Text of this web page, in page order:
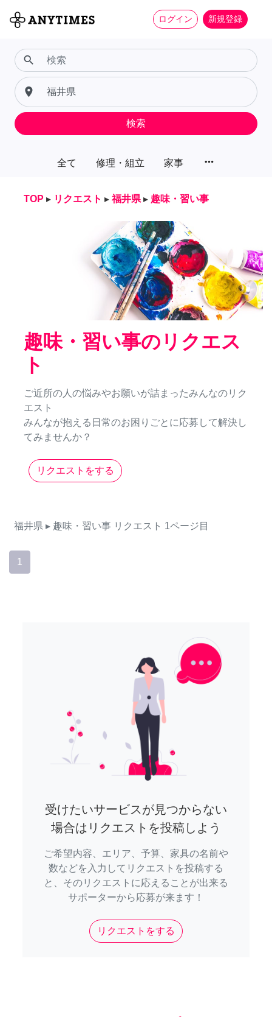
ログイン 新規登録
全て 修理・組立 家事 more_horiz
search
place
検索
TOP ▸ リクエスト ▸ 福井県 ▸ 趣味・習い事
趣味・習い事のリクエス
ト
ご近所の人の悩みやお願いが詰まったみんなのリク
エスト
みんなが抱える日常のお困りごとに応募して解決し
てみませんか？
リクエストをする
福井県 ▸ 趣味・習い事 リクエスト 1ページ目
1
受けたいサービスが見つからない
場合はリクエストを投稿しよう
ご希望内容、エリア、予算、家具の名前や
数などを入力してリクエストを投稿する
と、そのリクエストに応えることが出来る
サポーターから応募が来ます！
リクエストをする